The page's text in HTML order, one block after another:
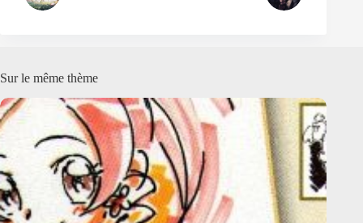
Sur le même thème